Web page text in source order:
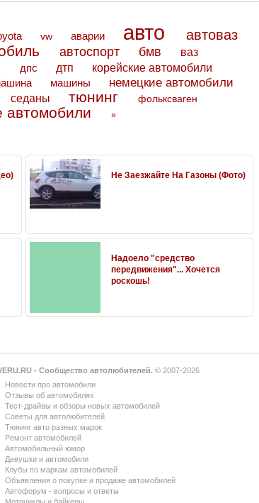
vw аварии авто автоваз
автоспорт бмв ваз
дпс дтп корейские автомобили
машины немецкие автомобили
седаны тюнинг фольксваген
автомобили »
Не Заезжайте На Газоны (Фото)
Надоело "средство
передвижения"... Хочется
роскошь!
- Сообщество автолюбителей.© 2007-2026
Новости про автомобили
Отзывы об автомобилях
Тест-драйвы и обзоры новых автомобилей
Советы для автолюбителей
Тюнинг авто разных марок
Ремонт автомобилей
Автомобильный юмор
Девушки и автомобили
Клубы по маркам автомобилей
Объявления о покупке и продаже автомобилей
Автофорум - вопросы и ответы